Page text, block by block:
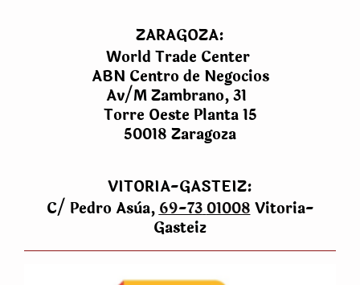
ZARAGOZA:
World Trade Center
ABN Centro de Negocios
Av/M Zambrano, 31
Torre Oeste Planta 15
50018 Zaragoza
VITORIA-GASTEIZ:
C/ Pedro Asùa,69-7301008Vitoria-
Gasteiz